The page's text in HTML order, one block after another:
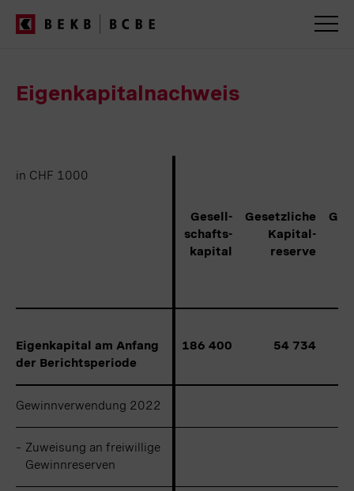
Eigenkapitalnachweis
in CHF 1000
Gesell-
schafts-
kapital
Gesetzliche
Kapital-
reserve
Eigenkapital am Anfang
der Berichtsperiode
186 400 54 734
Gewinnverwendung 2022
– Zuweisung an freiwillige
Gewinnreserven
in CHF 1000
Eigenkapital am Anfang
der Berichtsperiode
Gewinnverwendung 2022
– Zuweisung an freiwillige
Gewinnreserven